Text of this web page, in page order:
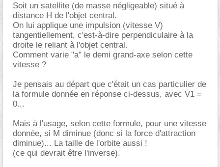
Soit un satellite (de masse négligeable) situé à
distance H de l'objet central.
On lui applique une impulsion (vitesse V)
tangentiellement, c'est-à-dire perpendiculaire à la
droite le reliant à l'objet central.
Comment varie "a" le demi grand-axe selon cette
vitesse ?
Je pensais au départ que c'était un cas particulier de
la formule donnée en réponse ci-dessus, avec V1 =
0...
Mais à l'usage, selon cette formule, pour une vitesse
donnée, si M diminue (donc si la force d'attraction
diminue)... La taille de l'orbite aussi !
(ce qui devrait être l'inverse).